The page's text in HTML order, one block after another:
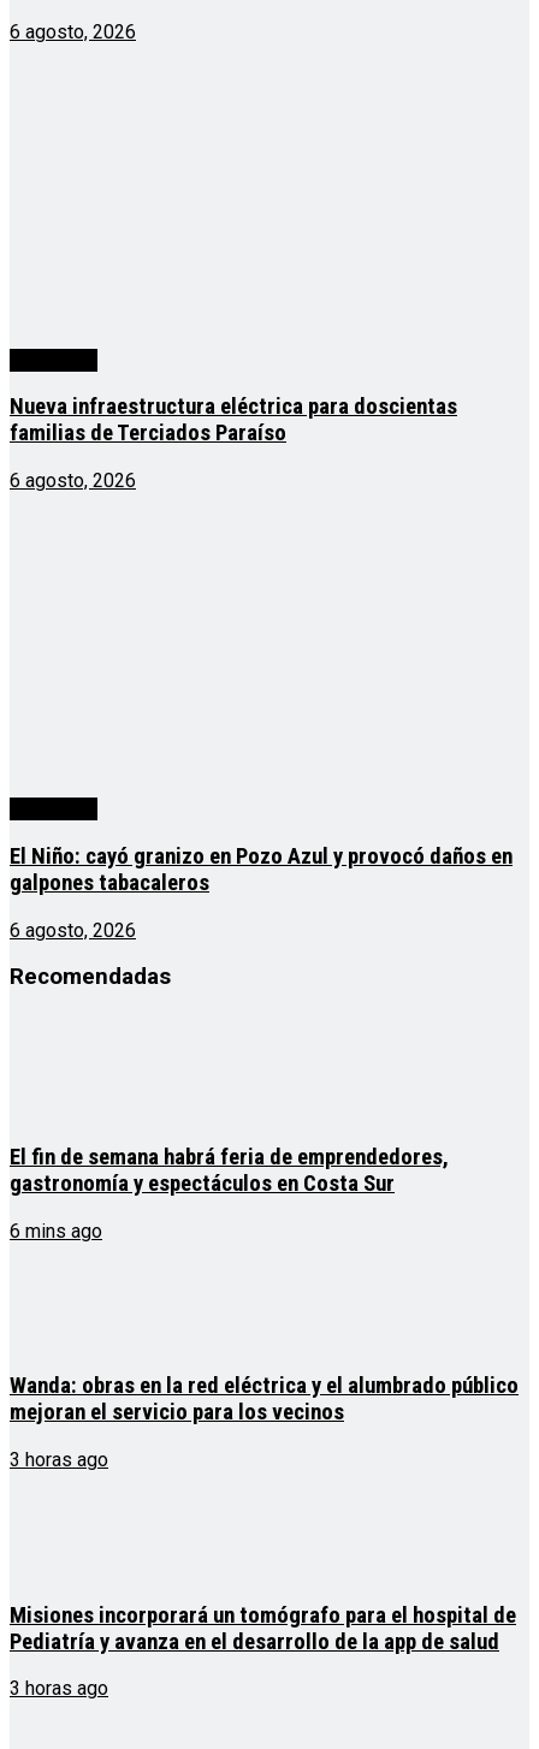
6 agosto, 2026
Nueva infraestructura eléctrica para doscientas
familias de Terciados Paraíso
6 agosto, 2026
El Niño: cayó granizo en Pozo Azul y provocó daños en
galpones tabacaleros
6 agosto, 2026
Recomendadas
El fin de semana habrá feria de emprendedores,
gastronomía y espectáculos en Costa Sur
6 mins ago
Wanda: obras en la red eléctrica y el alumbrado público
mejoran el servicio para los vecinos
3 horas ago
Misiones incorporará un tomógrafo para el hospital de
Pediatría y avanza en el desarrollo de la app de salud
3 horas ago